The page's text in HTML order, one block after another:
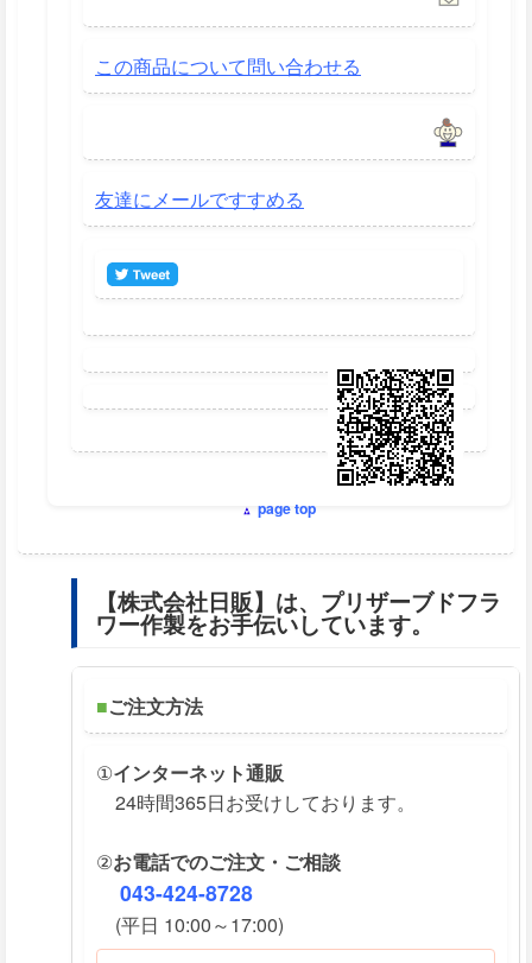
この商品について問い合わせる
友達にメールですすめる
page top
【株式会社日販】は、プリザーブドフラ
ワー作製をお手伝いしています。
■ご注文方法
①インターネット通販
24時間365日お受けしております。
②お電話でのご注文・ご相談
043-424-8728
(平日 10:00～17:00)